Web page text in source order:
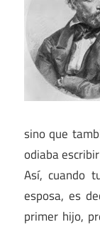
sino que
odiaba
Así, cuando
esposa, es
primer hijo,